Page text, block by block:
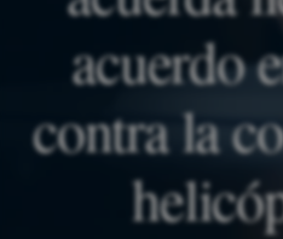
acuerdo
contra la